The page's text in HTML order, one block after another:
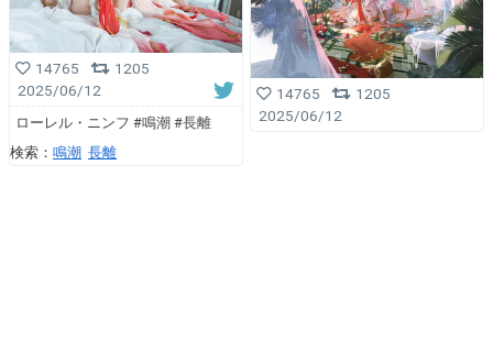
14765
1205
2025/06/12
ローレル・ニンフ #鳴潮 #長離
検索： 鳴潮 長離
14765
1205
2025/06/12